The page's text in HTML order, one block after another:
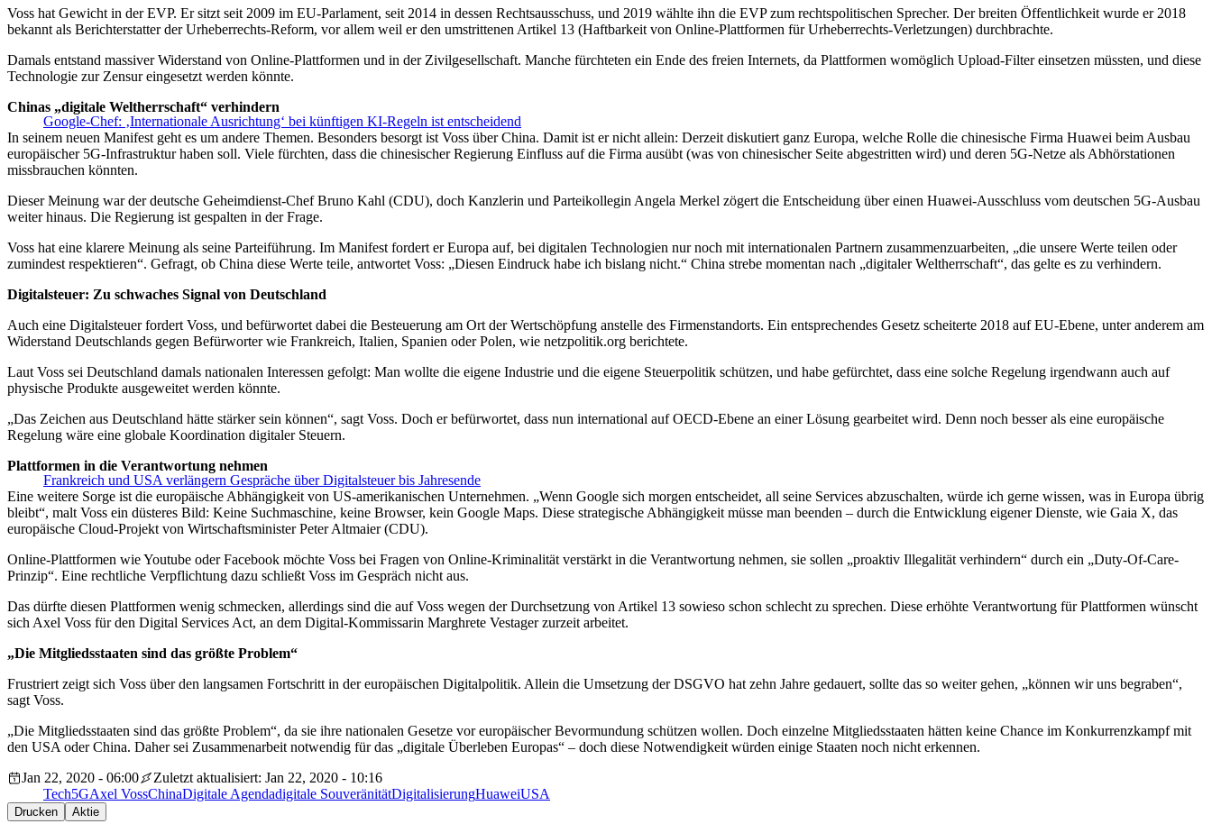
Voss hat Gewicht in der EVP. Er sitzt seit 2009 im EU-Parlament, seit 2014 in dessen Rechtsausschuss, und 2019 wählte ihn die EVP zum rechtspolitischen Sprecher. Der breiten Öffentlichkeit wurde er 2018
bekannt als Berichterstatter der Urheberrechts-Reform, vor allem weil er den umstrittenen Artikel 13 (Haftbarkeit von Online-Plattformen für Urheberrechts-Verletzungen) durchbrachte.
Damals entstand massiver Widerstand von Online-Plattformen und in der Zivilgesellschaft. Manche fürchteten ein Ende des freien Internets, da Plattformen womöglich Upload-Filter einsetzen müssten, und diese
Technologie zur Zensur eingesetzt werden könnte.
Google-Chef: ‚Internationale Ausrichtung‘ bei künftigen KI-Regeln ist entscheidend
Chinas „digitale Weltherrschaft“ verhindern
In seinem neuen Manifest geht es um andere Themen. Besonders besorgt ist Voss über China. Damit ist er nicht allein: Derzeit diskutiert ganz Europa, welche Rolle die chinesische Firma Huawei beim Ausbau
europäischer 5G-Infrastruktur haben soll. Viele fürchten, dass die chinesischer Regierung Einfluss auf die Firma ausübt (was von chinesischer Seite abgestritten wird) und deren 5G-Netze als Abhörstationen
missbrauchen könnten.
Dieser Meinung war der deutsche Geheimdienst-Chef Bruno Kahl (CDU), doch Kanzlerin und Parteikollegin Angela Merkel zögert die Entscheidung über einen Huawei-Ausschluss vom deutschen 5G-Ausbau
weiter hinaus. Die Regierung ist gespalten in der Frage.
Voss hat eine klarere Meinung als seine Parteiführung. Im Manifest fordert er Europa auf, bei digitalen Technologien nur noch mit internationalen Partnern zusammenzuarbeiten, „die unsere Werte teilen oder
zumindest respektieren“. Gefragt, ob China diese Werte teile, antwortet Voss: „Diesen Eindruck habe ich bislang nicht.“ China strebe momentan nach „digitaler Weltherrschaft“, das gelte es zu verhindern.
Digitalsteuer: Zu schwaches Signal von Deutschland
Auch eine Digitalsteuer fordert Voss, und befürwortet dabei die Besteuerung am Ort der Wertschöpfung anstelle des Firmenstandorts. Ein entsprechendes Gesetz scheiterte 2018 auf EU-Ebene, unter anderem am
Widerstand Deutschlands gegen Befürworter wie Frankreich, Italien, Spanien oder Polen, wie netzpolitik.org berichtete.
Laut Voss sei Deutschland damals nationalen Interessen gefolgt: Man wollte die eigene Industrie und die eigene Steuerpolitik schützen, und habe gefürchtet, dass eine solche Regelung irgendwann auch auf
physische Produkte ausgeweitet werden könnte.
„Das Zeichen aus Deutschland hätte stärker sein können“, sagt Voss. Doch er befürwortet, dass nun international auf OECD-Ebene an einer Lösung gearbeitet wird. Denn noch besser als eine europäische
Regelung wäre eine globale Koordination digitaler Steuern.
Frankreich und USA verlängern Gespräche über Digitalsteuer bis Jahresende
Plattformen in die Verantwortung nehmen
Eine weitere Sorge ist die europäische Abhängigkeit von US-amerikanischen Unternehmen. „Wenn Google sich morgen entscheidet, all seine Services abzuschalten, würde ich gerne wissen, was in Europa übrig
bleibt“, malt Voss ein düsteres Bild: Keine Suchmaschine, keine Browser, kein Google Maps. Diese strategische Abhängigkeit müsse man beenden – durch die Entwicklung eigener Dienste, wie Gaia X, das
europäische Cloud-Projekt von Wirtschaftsminister Peter Altmaier (CDU).
Online-Plattformen wie Youtube oder Facebook möchte Voss bei Fragen von Online-Kriminalität verstärkt in die Verantwortung nehmen, sie sollen „proaktiv Illegalität verhindern“ durch ein „Duty-Of-Care-
Prinzip“. Eine rechtliche Verpflichtung dazu schließt Voss im Gespräch nicht aus.
Das dürfte diesen Plattformen wenig schmecken, allerdings sind die auf Voss wegen der Durchsetzung von Artikel 13 sowieso schon schlecht zu sprechen. Diese erhöhte Verantwortung für Plattformen wünscht
sich Axel Voss für den Digital Services Act, an dem Digital-Kommissarin Marghrete Vestager zurzeit arbeitet.
„Die Mitgliedsstaaten sind das größte Problem“
Frustriert zeigt sich Voss über den langsamen Fortschritt in der europäischen Digitalpolitik. Allein die Umsetzung der DSGVO hat zehn Jahre gedauert, sollte das so weiter gehen, „können wir uns begraben“,
sagt Voss.
„Die Mitgliedsstaaten sind das größte Problem“, da sie ihre nationalen Gesetze vor europäischer Bevormundung schützen wollen. Doch einzelne Mitgliedsstaaten hätten keine Chance im Konkurrenzkampf mit
den USA oder China. Daher sei Zusammenarbeit notwendig für das „digitale Überleben Europas“ – doch diese Notwendigkeit würden einige Staaten noch nicht erkennen.
Jan 22, 2020 - 06:00
Zuletzt aktualisiert: Jan 22, 2020 - 10:16
Tech5GAxel VossChinaDigitale Agendadigitale SouveränitätDigitalisierungHuaweiUSA
Drucken Aktie